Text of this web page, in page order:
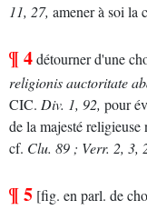
11, 27, amener à soi la
¶ 4détourner d'une
religionis auctoritate
CIC. Div. 1, 92, pour
de la majesté
cf. Clu. 89 ; Verr. 2, 3,
¶ 5 [fig. en parl. de